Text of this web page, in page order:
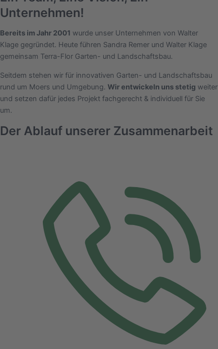
Unternehmen!
Bereits im Jahr 2001 wurde unser Unternehmen von Walter
Klage gegründet. Heute führen Sandra Remer und Walter Klage
gemeinsam Terra-Flor Garten- und Landschaftsbau.
Seitdem stehen wir für innovativen Garten- und Landschaftsbau
rund um Moers und Umgebung. Wir entwickeln uns stetig weiter
und setzen dafür jedes Projekt fachgerecht & individuell für Sie
um.
Der Ablauf unserer Zusammenarbeit